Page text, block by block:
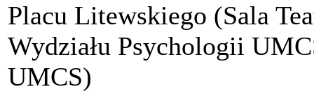
Placu Litewskiego (Sala
Wydziału Psychologii
UMCS)